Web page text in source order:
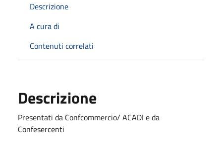
Descrizione
A cura di
Contenuti correlati
Descrizione
Presentati da Confcommercio/ ACADI e da
Confesercenti